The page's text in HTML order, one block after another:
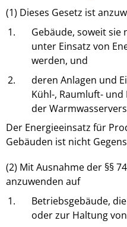
(1) Dieses Gesetz ist
1.
Gebäude, soweit
unter Einsatz von
werden, und
2.
deren Anlagen und
Kühl-, Raumluft-
der
Der Energieeinsatz für
Gebäuden ist nicht
(2) Mit Ausnahme der §§
anzuwenden auf
1.
Betriebsgebäude,
oder zur Haltung